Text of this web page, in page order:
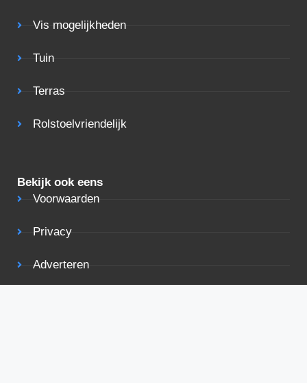
Vis mogelijkheden
Tuin
Terras
Rolstoelvriendelijk
Bekijk ook eens
Voorwaarden
Privacy
Adverteren